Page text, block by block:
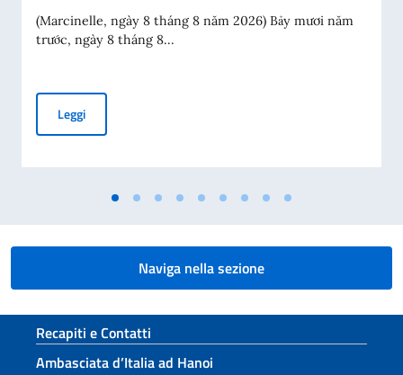
(Marcinelle, ngày 8 tháng 8 năm 2026) Bảy mươi năm
trước, ngày 8 tháng 8...
LeggiThông điệp của Phó Thủ tướng kiêm Bộ trưởng Ngoại
Naviga nella sezione
Sezione footer
Recapiti e Contatti
Ambasciata d’Italia ad Hanoi